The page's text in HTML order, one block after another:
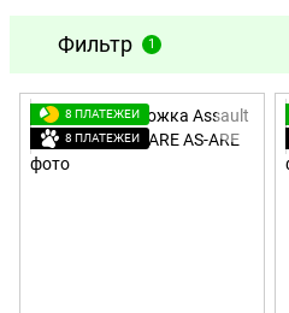
Фильтр 1
8 ПЛАТЕЖЕЙ
8 ПЛАТЕЖЕЙ